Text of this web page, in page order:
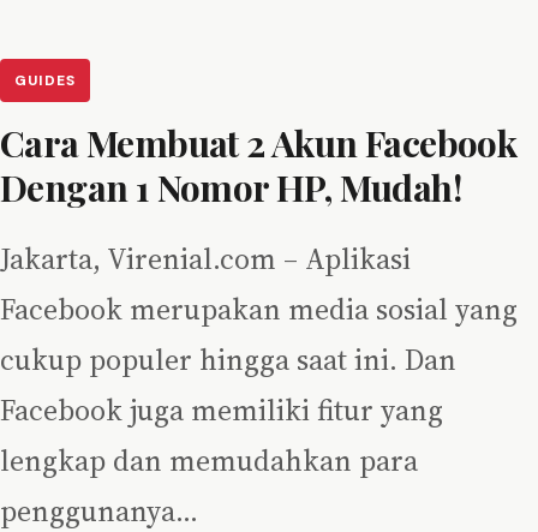
GUIDES
Cara Membuat 2 Akun Facebook
Dengan 1 Nomor HP, Mudah!
Jakarta, Virenial.com – Aplikasi
Facebook merupakan media sosial yang
cukup populer hingga saat ini. Dan
Facebook juga memiliki fitur yang
lengkap dan memudahkan para
penggunanya…